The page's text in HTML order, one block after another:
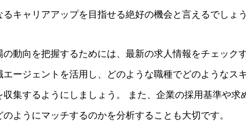
るキャリアアップを目指せる絶好の機会と言えるでしょう
の動向を把握するためには、最新の求人情報をチェック
エージェントを活用し、どのような職種でどのようなス
収集するようにしましょう。 また、企業の採用基準や求
のようにマッチするのかを分析することも大切です。